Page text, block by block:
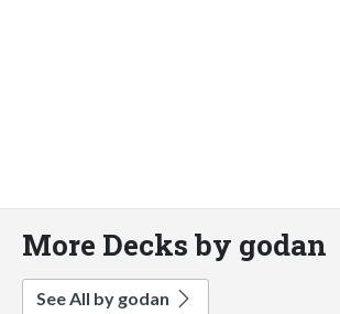
More Decks by godan
See All by godan